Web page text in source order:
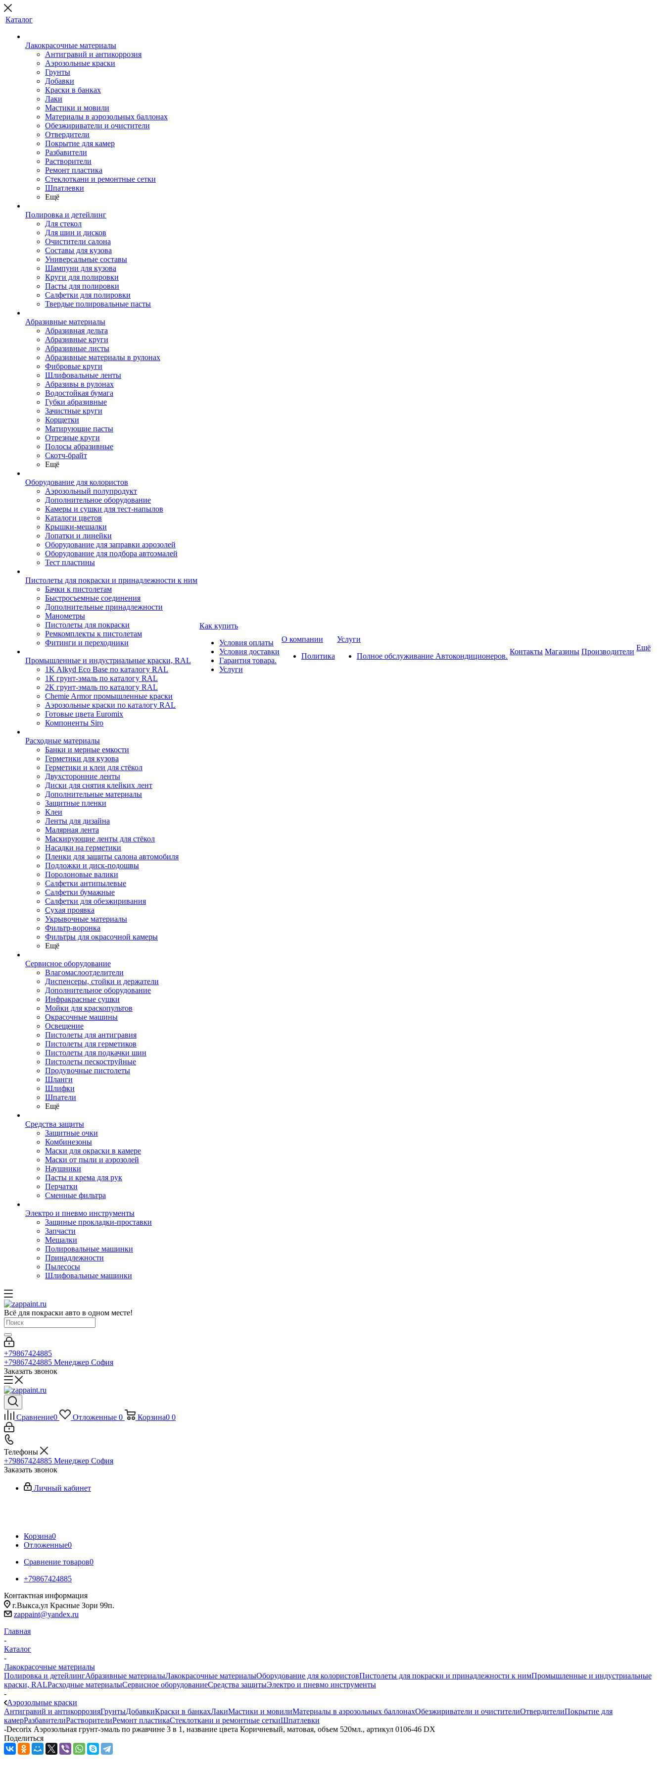
Каталог
Лакокрасочные материалы
Антигравий и антикоррозия
Аэрозольные краски
Грунты
Добавки
Краски в банках
Лаки
Мастики и мовили
Материалы в аэрозольных баллонах
Обезжириватели и очистители
Отвердители
Покрытие для камер
Разбавители
Растворители
Ремонт пластика
Стеклоткани и ремонтные сетки
Шпатлевки
Ещё
Полировка и детейлинг
Для стекол
Для шин и дисков
Очистители салона
Составы для кузова
Универсальные составы
Шампуни для кузова
Круги для полировки
Пасты для полировки
Салфетки для полировки
Твердые полировальные пасты
Абразивные материалы
Абразивная дельта
Абразивные круги
Абразивные листы
Абразивные материалы в рулонах
Фибровые круги
Шлифовальные ленты
Абразивы в рулонах
Водостойкая бумага
Губки абразивные
Зачистные круги
Корщетки
Матирующие пасты
Отрезные круги
Полосы абразивные
Скотч-брайт
Ещё
Оборудование для колористов
Аэрозольный полупродукт
Дополнительное оборудование
Камеры и сушки для тест-напылов
Каталоги цветов
Крышки-мешалки
Лопатки и линейки
Оборудование для заправки аэрозолей
Оборудование для подбора автоэмалей
Тест пластины
Пистолеты для покраски и принадлежности к ним
Бачки к пистолетам
Быстросъемные соединения
Дополнительные принадлежности
Манометры
Пистолеты для покраски
Ремкомплекты к пистолетам
Фитинги и переходники
Промышленные и индустриальные краски, RAL
1K Alkyd Eco Base по каталогу RAL
1К грунт-эмаль по каталогу RAL
2К грунт-эмаль по каталогу RAL
Chemie Armor промышленные краски
Аэрозольные краски по каталогу RAL
Готовые цвета Euromix
Компоненты Siro
Расходные материалы
Банки и мерные емкости
Герметики для кузова
Герметики и клеи для стёкол
Двухсторонние ленты
Диски для снятия клейких лент
Дополнительные материалы
Защитные пленки
Клеи
Ленты для дизайна
Малярная лента
Маскирующие ленты для стёкол
Насадки на герметики
Пленки для защиты салона автомобиля
Подложки и диск-подошвы
Поролоновые валики
Салфетки антипылевые
Салфетки бумажные
Салфетки для обезжиривания
Сухая проявка
Укрывочные материалы
Фильтр-воронка
Фильтры для окрасочной камеры
Ещё
Сервисное оборудование
Влагомаслоотделители
Диспенсеры, стойки и держатели
Дополнительное оборудование
Инфракрасные сушки
Мойки для краскопультов
Окрасочные машины
Освещение
Пистолеты для антигравия
Пистолеты для герметиков
Пистолеты для подкачки шин
Пистолеты пескоструйные
Продувочные пистолеты
Шланги
Шлифки
Шпатели
Ещё
Средства защиты
Защитные очки
Комбинезоны
Маски для окраски в камере
Маски от пыли и аэрозолей
Наушники
Пасты и крема для рук
Перчатки
Сменные фильтра
Электро и пневмо инструменты
Защиные прокладки-проставки
Запчасти
Мешалки
Полировальные машинки
Принадлежности
Пылесосы
Шлифовальные машинки
Как купить
Условия оплаты
Условия доставки
Гарантия товара.
Услуги
О компании
Политика
Услуги
Полное обслуживание Автокондиционеров.
Контакты Магазины Производители Ещё
Всё для покраски авто в одном месте!
+79867424885
+79867424885 Менеджер София
Заказать звонок
Сравнение0 Отложенные 0 Корзина0 0
Телефоны
+79867424885 Менеджер София
Заказать звонок
Личный кабинет
Корзина0
Отложенные0
Сравнение товаров0
+79867424885
Контактная информация
г.Выкса,ул Красные Зори 99п.
zappaint@yandex.ru
Главная
-
Каталог
-
Лакокрасочные материалы
Полировка и детейлингАбразивные материалыЛакокрасочные материалыОборудование для колористовПистолеты для покраски и принадлежности к нимПромышленные и индустриальные
краски, RALРасходные материалыСервисное оборудованиеСредства защитыЭлектро и пневмо инструменты
-
Аэрозольные краски
Антигравий и антикоррозияГрунтыДобавкиКраски в банкахЛакиМастики и мовилиМатериалы в аэрозольных баллонахОбезжириватели и очистителиОтвердителиПокрытие для
камерРазбавителиРастворителиРемонт пластикаСтеклоткани и ремонтные сеткиШпатлевки
-Decorix Аэрозольная грунт-эмаль по ржавчине 3 в 1, название цвета Коричневый, матовая, объем 520мл., артикул 0106-46 DX
Поделиться